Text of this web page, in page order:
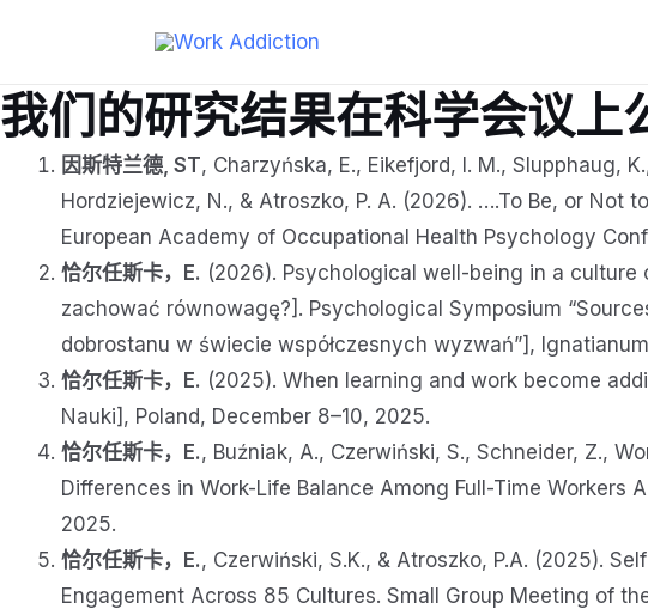
内
容
我们的研究结果在科学会议上
因斯特兰德, ST, Charzyńska, E., Eikefjord, I. M., Slupphaug,
Hordziejewicz, N., & Atroszko, P. A. (2026). ….To Be, or Not
European Academy of Occupational Health Psychology
恰尔任斯卡，E. (2026). Psychological well-being in a
zachować równowagę?]. Psychological Symposium
dobrostanu w świecie współczesnych wyzwań”],
恰尔任斯卡，E. (2025). When learning and work become
Nauki], Poland, December 8–10, 2025.
恰尔任斯卡，E., Buźniak, A., Czerwiński, S., Schneider, Z.,
Differences in Work-Life Balance Among Full-Time Workers
2025.
恰尔任斯卡，E., Czerwiński, S.K., & Atroszko, P.A. (2025).
Engagement Across 85 Cultures. Small Group Meeting of